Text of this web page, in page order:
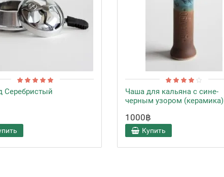
Серебристый
Чаша для кальяна с сине-
черным узором (керамика)
1000฿
Купить